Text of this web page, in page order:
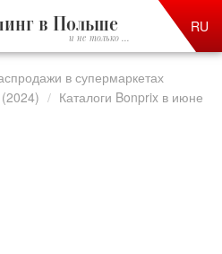
в Польше
и не только ...
RU
в супермаркетах
Каталоги Bonprix в июне